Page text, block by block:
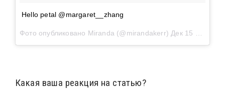
Hello petal @margaret__zhang
Фото опубликовано Miranda (@mirandakerr) Дек 15 2015 в 8:05 PST
Какая ваша реакция на статью?